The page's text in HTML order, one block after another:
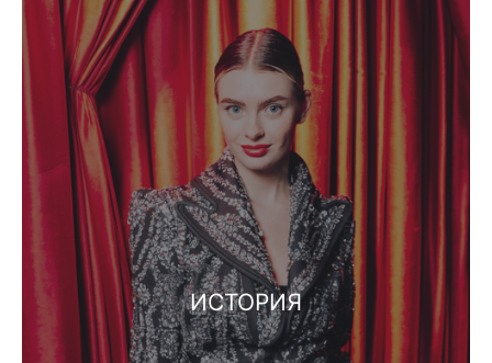
ИСТОРИЯ